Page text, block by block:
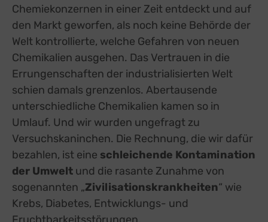
Chemiekonzernen in einer Zeit entdeckt und auf
den Markt geworfen, als noch keine Behörde der
Welt kontrollierte, welche Gefahren von neuen
Chemikalien ausgehen. Das Vertrauen in die
Errungenschaften der industrialisierten Welt
schien damals grenzenlos. Abertausende
unterschiedliche Chemikalien kamen so in
Umlauf. Und wir wurden ungefragt zu
Versuchskaninchen. Die Rechnung, die wir dafür
bezahlen, ist eine schleichende Kontamination
der Umwelt und die rasante Zunahme von
sogenannten „Zivilisationskrankheiten“ wie
Krebs, Diabetes, Entwicklungs- und